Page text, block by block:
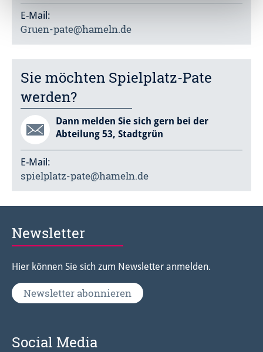
E-Mail:
Gruen-pate@hameln.de
Sie möchten Spielplatz-Pate
werden?
Dann melden Sie sich gern bei der
Abteilung 53, Stadtgrün
E-Mail:
spielplatz-pate@hameln.de
Newsletter
Hier können Sie sich zum Newsletter anmelden.
Newsletter abonnieren
Social Media